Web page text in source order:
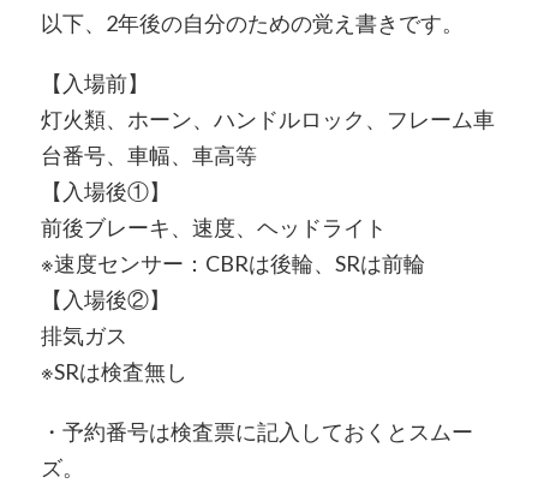
以下、2年後の自分のための覚え書きです。
【入場前】
灯火類、ホーン、ハンドルロック、フレーム車
台番号、車幅、車高等
【入場後①】
前後ブレーキ、速度、ヘッドライト
※速度センサー：CBRは後輪、SRは前輪
【入場後②】
排気ガス
※SRは検査無し
・予約番号は検査票に記入しておくとスムー
ズ。